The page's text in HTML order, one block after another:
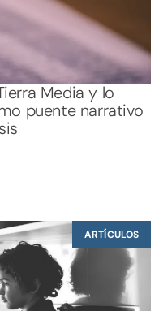
Media y lo
puente narrativo
ARTÍCULOS